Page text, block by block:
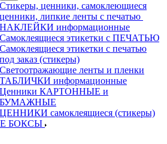
Стикеры, ценники, самоклеющиеся
ценники, липкие ленты с печатью
НАКЛЕЙКИ информационные
Самоклеящиеся этикетки с ПЕЧАТЬЮ
Самоклеящиеся этикетки с печатью
под заказ (стикеры)
Светоотражающие ленты и пленки
ТАБЛИЧКИ информационные
Ценники КАРТОННЫЕ и
БУМАЖНЫЕ
ЦЕННИКИ самоклеящиеся (стикеры)
БОКСЫ